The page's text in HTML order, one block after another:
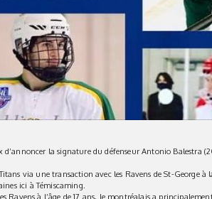
d’annoncer la signature du défenseurAntonio Balestra
via une transaction avec les Ravens de St-George à
ici à Témiscaming.
Ravens à l’âge de 17 ans, le montréalais a